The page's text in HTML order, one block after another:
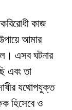
কাজ
আমার
এসব ঘটনার
এবং তা
যথোপযুক্ত
হিসেবে ও